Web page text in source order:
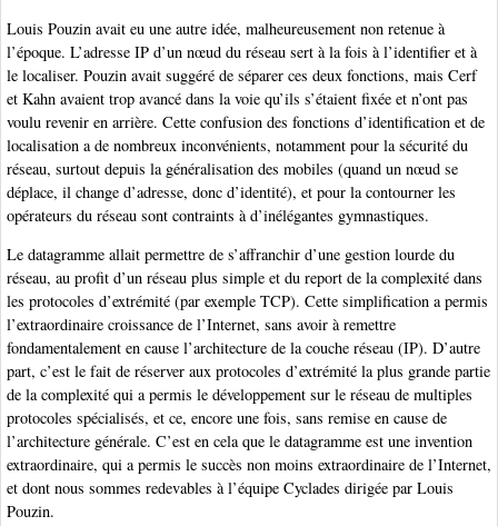
Louis Pouzin avait eu une autre idée, malheureusement non retenue à
l’époque. L’adresse IP d’un nœud du réseau sert à la fois à l’identifier et à
le localiser. Pouzin avait suggéré de séparer ces deux fonctions, mais Cerf
et Kahn avaient trop avancé dans la voie qu’ils s’étaient fixée et n’ont pas
voulu revenir en arrière. Cette confusion des fonctions d’identification et de
localisation a de nombreux inconvénients, notamment pour la sécurité du
réseau, surtout depuis la généralisation des mobiles (quand un nœud se
déplace, il change d’adresse, donc d’identité), et pour la contourner les
opérateurs du réseau sont contraints à d’inélégantes gymnastiques.
Le datagramme allait permettre de s’affranchir d’une gestion lourde du
réseau, au profit d’un réseau plus simple et du report de la complexité dans
les protocoles d’extrémité (par exemple TCP). Cette simplification a permis
l’extraordinaire croissance de l’Internet, sans avoir à remettre
fondamentalement en cause l’architecture de la couche réseau (IP). D’autre
part, c’est le fait de réserver aux protocoles d’extrémité la plus grande partie
de la complexité qui a permis le développement sur le réseau de multiples
protocoles spécialisés, et ce, encore une fois, sans remise en cause de
l’architecture générale. C’est en cela que le datagramme est une invention
extraordinaire, qui a permis le succès non moins extraordinaire de l’Internet,
et dont nous sommes redevables à l’équipe Cyclades dirigée par Louis
Pouzin.